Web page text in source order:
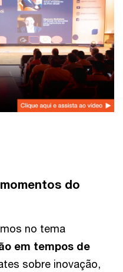
do
no tema
em tempos de
sobre inovação,